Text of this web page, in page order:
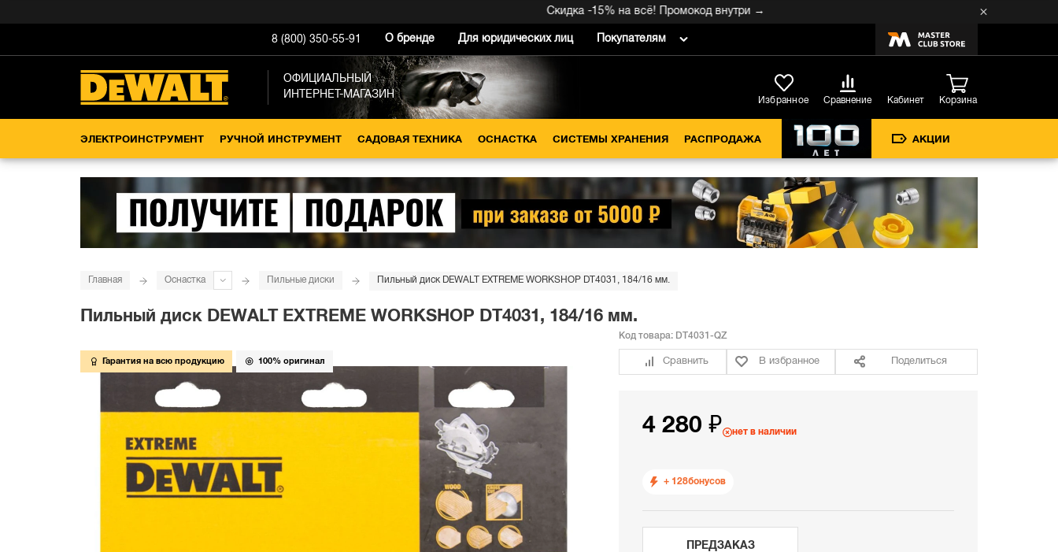
Скидка -15% на всё! Промокод внутри →
8 (800) 350-55-91 О бренде Для юридических лиц Покупателям
ОФИЦИАЛЬНЫЙ
ИНТЕРНЕТ-МАГАЗИН
Избранное Сравнение Кабинет Корзина
ЭЛЕКТРОИНСТРУМЕНТ РУЧНОЙ ИНСТРУМЕНТ САДОВАЯ ТЕХНИКА ОСНАСТКА СИСТЕМЫ ХРАНЕНИЯ РАСПРОДАЖА АКЦИИ
Главная Оснастка Пильные диски Пильный диск DEWALT EXTREME WORKSHOP DT4031, 184/16 мм.
Пильный диск DEWALT EXTREME WORKSHOP DT4031, 184/16 мм.
Гарантия на всю продукцию 100% оригинал
Код товара: DT4031-QZ
Сравнить В избранное Поделиться
4 280 ₽ нет в наличии
+ 128бонусов
ПРЕДЗАКАЗ